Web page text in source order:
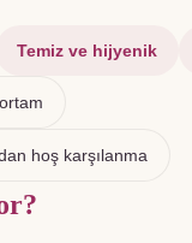
Temiz ve hijyenik
hoş karşılanma